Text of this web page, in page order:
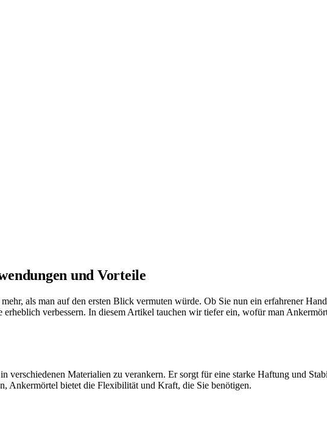
und Vorteile
als man auf den ersten Blick vermuten würde. Ob Sie nun ein erfahrener
verbessern. In diesem Artikel tauchen wir tiefer ein, wofür man
Materialien zu verankern. Er sorgt für eine starke Haftung und
Ankermörtel bietet die Flexibilität und Kraft, die Sie benötigen.